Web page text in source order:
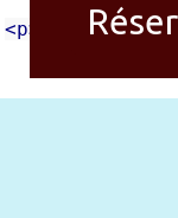
<p> cb-